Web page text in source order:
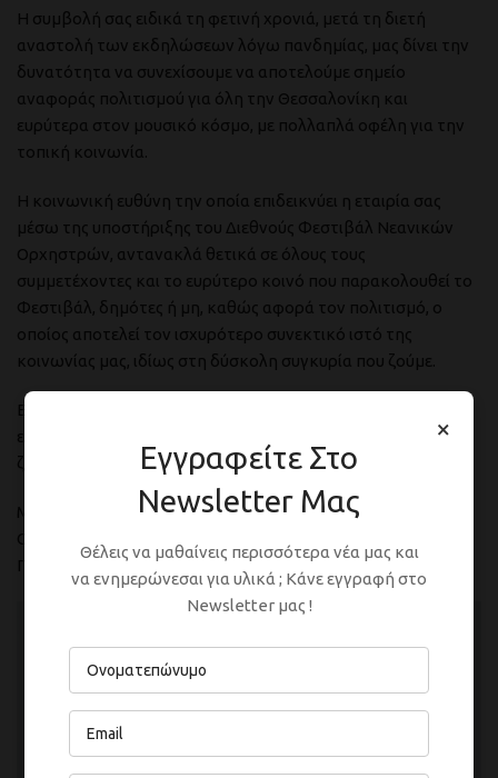
Η συμβολή σας ειδικά τη φετινή χρονιά, μετά τη διετή
αναστολή των εκδηλώσεων λόγω πανδημίας, μας δίνει την
δυνατότητα να συνεχίσουμε να αποτελούμε σημείο
αναφοράς πολιτισμού για όλη την Θεσσαλονίκη και
ευρύτερα στον μουσικό κόσμο, με πολλαπλά οφέλη για την
τοπική κοινωνία.
Η κοινωνική ευθύνη την οποία επιδεικνύει η εταιρία σας
μέσω της υποστήριξης του Διεθνούς Φεστιβάλ Νεανικών
Ορχηστρών, αντανακλά θετικά σε όλους τους
συμμετέχοντες και το ευρύτερο κοινό που παρακολουθεί το
Φεστιβάλ, δημότες ή μη, καθώς αφορά τον πολιτισμό, ο
οποίος αποτελεί τον ισχυρότερο συνεκτικό ιστό της
κοινωνίας μας, ιδίως στη δύσκολη συγκυρία που ζούμε.
Εύχομαι κάθε επιτυχία στις επαγγελματικές –
επιχειρηματικές σας δραστηριότητες και σε κάθε πτυχή της
ζωή σας.
Με εκτίμηση
Ο Δήμαρχος Δέλτα
Γιάννης Ιωαννίδης
×
Εγγραφείτε Στο
Newsletter Μας
Θέλεις να μαθαίνεις περισσότερα νέα μας και
να ενημερώνεσαι για υλικά ; Κάνε εγγραφή στο
Newsletter μας !